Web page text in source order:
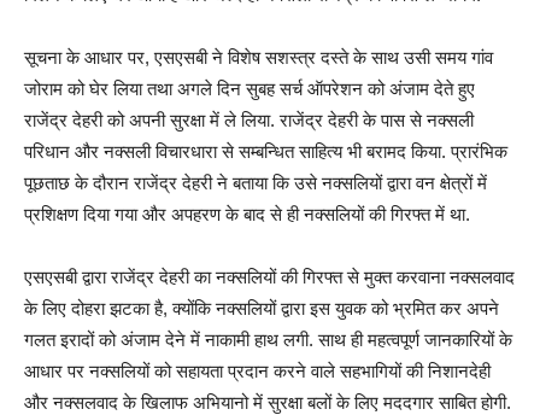
सूचना के आधार पर, एसएसबी ने विशेष सशस्त्र दस्ते के साथ उसी समय गांव
जोराम को घेर लिया तथा अगले दिन सुबह सर्च ऑपरेशन को अंजाम देते हुए
राजेंद्र देहरी को अपनी सुरक्षा में ले लिया. राजेंद्र देहरी के पास से नक्सली
परिधान और नक्सली विचारधारा से सम्बन्धित साहित्य भी बरामद किया. प्रारंभिक
पूछताछ के दौरान राजेंद्र देहरी ने बताया कि उसे नक्सलियों द्वारा वन क्षेत्रों में
प्रशिक्षण दिया गया और अपहरण के बाद से ही नक्सलियों की गिरफ्त में था.
एसएसबी द्वारा राजेंद्र देहरी का नक्सलियों की गिरफ्त से मुक्त करवाना नक्सलवाद
के लिए दोहरा झटका है, क्योंकि नक्सलियों द्वारा इस युवक को भ्रमित कर अपने
गलत इरादों को अंजाम देने में नाकामी हाथ लगी. साथ ही महत्वपूर्ण जानकारियों के
आधार पर नक्सलियों को सहायता प्रदान करने वाले सहभागियों की निशानदेही
और नक्सलवाद के खिलाफ अभियानो में सुरक्षा बलों के लिए मददगार साबित होगी.